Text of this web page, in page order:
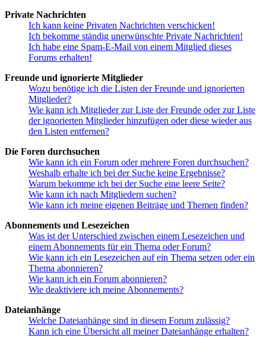
Private Nachrichten
Ich kann keine Privaten Nachrichten verschicken!
Ich bekomme ständig unerwünschte Private Nachrichten!
Ich habe eine Spam-E-Mail von einem Mitglied dieses
Forums erhalten!
Freunde und ignorierte Mitglieder
Wozu benötige ich die Listen der Freunde und ignorierten
Mitglieder?
Wie kann ich Mitglieder zur Liste der Freunde oder zur Liste
der ignorierten Mitglieder hinzufügen oder diese wieder aus
den Listen entfernen?
Die Foren durchsuchen
Wie kann ich ein Forum oder mehrere Foren durchsuchen?
Weshalb erhalte ich bei der Suche keine Ergebnisse?
Warum bekomme ich bei der Suche eine leere Seite?
Wie kann ich nach Mitgliedern suchen?
Wie kann ich meine eigenen Beiträge und Themen finden?
Abonnements und Lesezeichen
Was ist der Unterschied zwischen einem Lesezeichen und
einem Abonnements für ein Thema oder Forum?
Wie kann ich ein Lesezeichen auf ein Thema setzen oder ein
Thema abonnieren?
Wie kann ich ein Forum abonnieren?
Wie deaktiviere ich meine Abonnements?
Dateianhänge
Welche Dateianhänge sind in diesem Forum zulässig?
Kann ich eine Übersicht all meiner Dateianhänge erhalten?